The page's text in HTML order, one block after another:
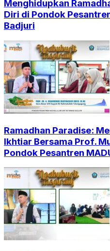
Menghidupkan
Diri di Pondok
Badjuri
Ramadhan Paradise:
Ikhtiar Bersama Prof.
Pondok Pesantren